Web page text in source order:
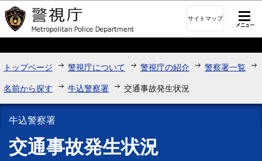
このページの本文へ移動
サイトマップ
トップページ 警視庁について 警視庁の紹介 警察署一覧
名前から探す 牛込警察署 交通事故発生状況
牛込警察署
交通事故発生状況